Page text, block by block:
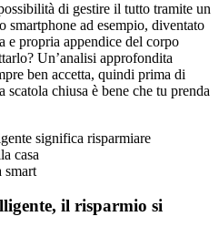
di gestire il tutto tramite un
smartphone ad esempio, diventato
e propria appendice del corpo
Un’analisi approfondita
ben accetta, quindi prima di
scatola chiusa è bene che tu prenda
significa risparmiare
casa
smart
il risparmio si